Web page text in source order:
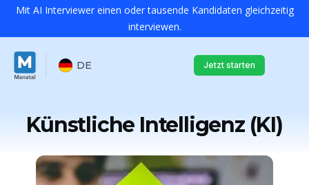
Mit AI Interviewer einen oder tausende Kandidaten gleichzeitig
interviewen.
DE Jetzt starten
Künstliche Intelligenz (KI)